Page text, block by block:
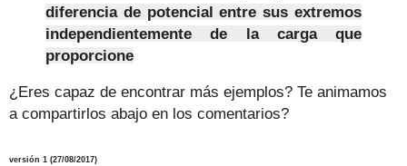
diferencia de potencial entre sus extremos
independientemente de la carga que
proporcione
¿Eres capaz de encontrar más ejemplos? Te animamos
a compartirlos abajo en los comentarios?
versión 1 (27/08/2017)